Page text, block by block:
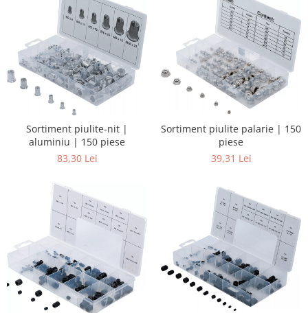
Sortiment piulite-nit |
aluminiu | 150 piese
83,30 Lei
Sortiment piulite palarie | 150
piese
39,31 Lei